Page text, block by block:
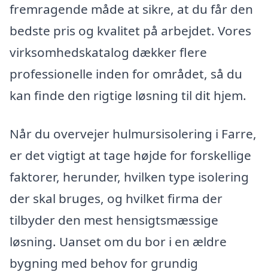
fremragende måde at sikre, at du får den
bedste pris og kvalitet på arbejdet. Vores
virksomhedskatalog dækker flere
professionelle inden for området, så du
kan finde den rigtige løsning til dit hjem.
Når du overvejer hulmursisolering i Farre,
er det vigtigt at tage højde for forskellige
faktorer, herunder, hvilken type isolering
der skal bruges, og hvilket firma der
tilbyder den mest hensigtsmæssige
løsning. Uanset om du bor i en ældre
bygning med behov for grundig